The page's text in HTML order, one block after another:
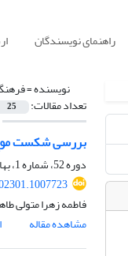
راهنمای نویسندگان
نویسنده =
تعداد مقالات: 25
بررسی شکست موج راسبی در مسیرهای
دوره 52، شماره 1، بهار 1405، صفحه
فاطمه زهرا متولی
مشاهده مقاله